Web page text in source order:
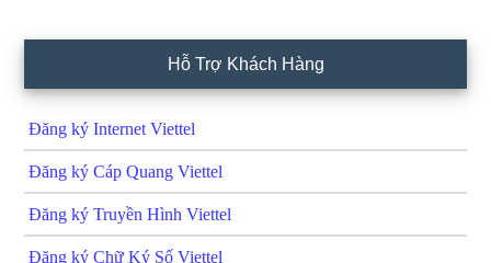
Hỗ Trợ Khách Hàng
Đăng ký Internet Viettel
Đăng ký Cáp Quang Viettel
Đăng ký Truyền Hình Viettel
Đăng ký Chữ Ký Số Viettel